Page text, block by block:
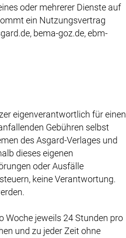
oder mehrerer Dienste auf
ein Nutzungsvertrag
bema-goz.de, ebm-
eigenverantwortlich für einen
Gebühren selbst
des Asgard-Verlages und
dieses eigenen
oder Ausfälle
keine Verantwortung.
Woche jeweils 24 Stunden pro
und zu jeder Zeit ohne